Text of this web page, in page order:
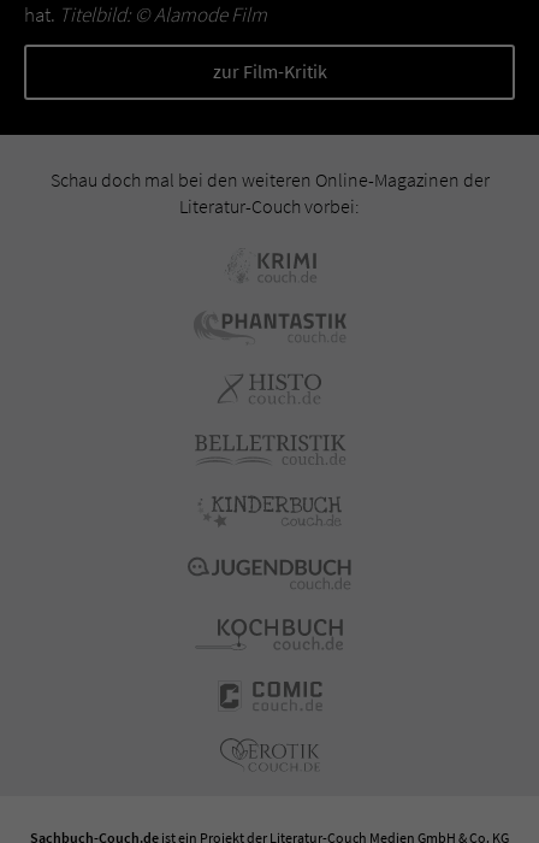
hat. Titelbild: ©Alamode Film
zur Film-Kritik
Schau doch mal bei den weiteren Online-Magazinen der
Literatur-Couch vorbei:
Sachbuch-Couch.de ist ein Projekt der Literatur-Couch Medien GmbH & Co. KG